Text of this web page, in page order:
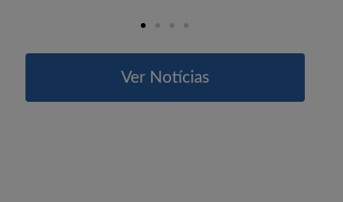
Ver Notícias